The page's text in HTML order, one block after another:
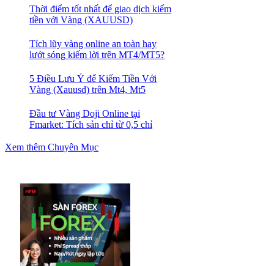
Thời điểm tốt nhất để giao dịch kiếm
tiền với Vàng (XAUUSD)
Tích lũy vàng online an toàn hay
lướt sóng kiếm lời trên MT4/MT5?
5 Điều Lưu Ý để Kiếm Tiền Với
Vàng (Xauusd) trên Mt4, Mt5
Đầu tư Vàng Doji Online tại
Fmarket: Tích sản chỉ từ 0,5 chỉ
Xem thêm Chuyên Mục